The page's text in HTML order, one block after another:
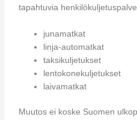
tapahtuvia
junamatkat
linja-automatkat
taksikuljetukset
lentokonekuljetukset
laivamatkat
Muutos ei koske Suomen